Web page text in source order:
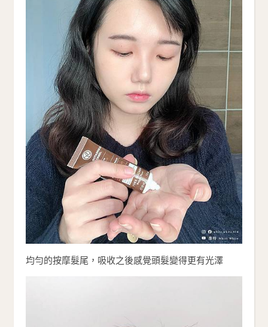
均勻的按摩髮尾，吸收之後感覺頭髮變得更有光澤